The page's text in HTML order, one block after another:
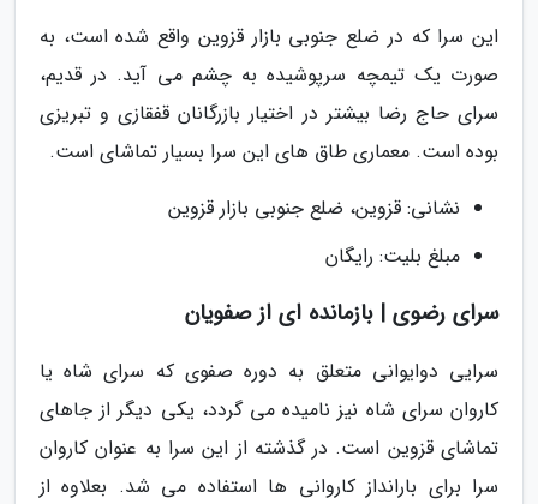
این سرا که در ضلع جنوبی بازار قزوین واقع شده است، به
صورت یک تیمچه سرپوشیده به چشم می آید. در قدیم،
سرای حاج رضا بیشتر در اختیار بازرگانان قفقازی و تبریزی
بوده است. معماری طاق های این سرا بسیار تماشای است.
نشانی: قزوین، ضلع جنوبی بازار قزوین
مبلغ بلیت: رایگان
سرای رضوی | بازمانده ای از صفویان
سرایی دوایوانی متعلق به دوره صفوی که سرای شاه یا
کاروان سرای شاه نیز نامیده می گردد، یکی دیگر از جاهای
تماشای قزوین است. در گذشته از این سرا به عنوان کاروان
سرا برای بارانداز کاروانی ها استفاده می شد. بعلاوه از